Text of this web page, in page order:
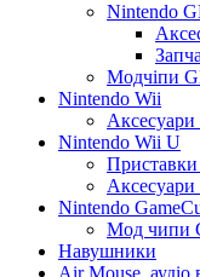
Nintendo
Модчіпи
Nintendo Wii
Аксесуари
Nintendo Wii U
Nintendo
Мод чипи
Навушники
Air Mouse, аудіо